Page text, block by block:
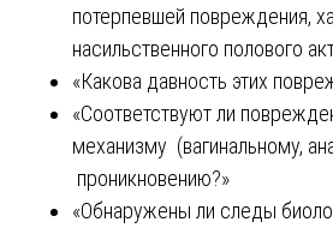
потерпевшей повреждения,
насильственного полового
«Какова давность этих
«Соответствуют ли
механизму (вагинальному,
проникновению?»
«Обнаружены ли следы